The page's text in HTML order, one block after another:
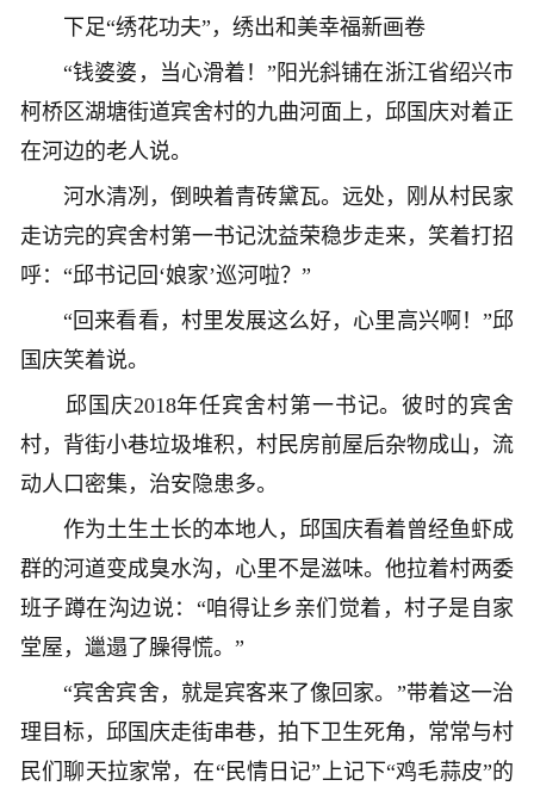
下足“绣花功夫”，绣出和美幸福新画卷
“钱婆婆，当心滑着！”阳光斜铺在浙江省绍兴市
柯桥区湖塘街道宾舍村的九曲河面上，邱国庆对着正
在河边的老人说。
河水清冽，倒映着青砖黛瓦。远处，刚从村民家
走访完的宾舍村第一书记沈益荣稳步走来，笑着打招
呼：“邱书记回‘娘家’巡河啦？”
“回来看看，村里发展这么好，心里高兴啊！”邱
国庆笑着说。
邱国庆2018年任宾舍村第一书记。彼时的宾舍
村，背街小巷垃圾堆积，村民房前屋后杂物成山，流
动人口密集，治安隐患多。
作为土生土长的本地人，邱国庆看着曾经鱼虾成
群的河道变成臭水沟，心里不是滋味。他拉着村两委
班子蹲在沟边说：“咱得让乡亲们觉着，村子是自家
堂屋，邋遢了臊得慌。”
“宾舍宾舍，就是宾客来了像回家。”带着这一治
理目标，邱国庆走街串巷，拍下卫生死角，常常与村
民们聊天拉家常，在“民情日记”上记下“鸡毛蒜皮”的